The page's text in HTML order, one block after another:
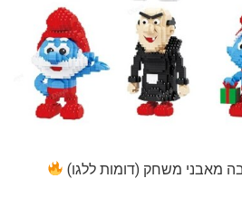
מאבני משחק (דומות ללגו)